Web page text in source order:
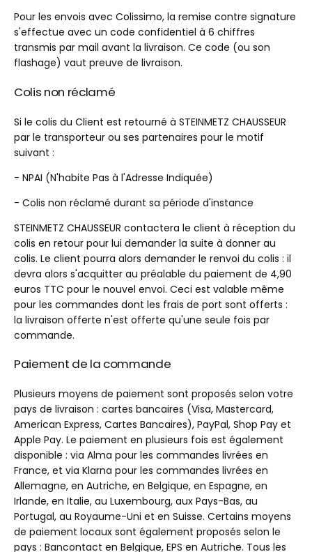
Pour les envois avec Colissimo, la remise contre signature
s'effectue avec un code confidentiel à 6 chiffres
transmis par mail avant la livraison. Ce code (ou son
flashage) vaut preuve de livraison.
Colis non réclamé
Si le colis du Client est retourné à STEINMETZ CHAUSSEUR
par le transporteur ou ses partenaires pour le motif
suivant :
- NPAI (N'habite Pas à l'Adresse Indiquée)
- Colis non réclamé durant sa période d'instance
STEINMETZ CHAUSSEUR contactera le client à réception du
colis en retour pour lui demander la suite à donner au
colis. Le client pourra alors demander le renvoi du colis : il
devra alors s'acquitter au préalable du paiement de 4,90
euros TTC pour le nouvel envoi. Ceci est valable même
pour les commandes dont les frais de port sont offerts :
la livraison offerte n'est offerte qu'une seule fois par
commande.
Paiement de la commande
Plusieurs moyens de paiement sont proposés selon votre
pays de livraison : cartes bancaires (Visa, Mastercard,
American Express, Cartes Bancaires), PayPal, Shop Pay et
Apple Pay. Le paiement en plusieurs fois est également
disponible : via Alma pour les commandes livrées en
France, et via Klarna pour les commandes livrées en
Allemagne, en Autriche, en Belgique, en Espagne, en
Irlande, en Italie, au Luxembourg, aux Pays-Bas, au
Portugal, au Royaume-Uni et en Suisse. Certains moyens
de paiement locaux sont également proposés selon le
pays : Bancontact en Belgique, EPS en Autriche. Tous les